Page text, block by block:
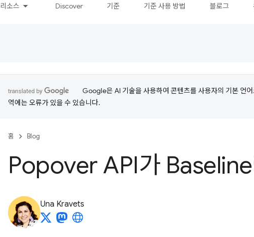
리소스 Discover 기준 기준 사용 방법 블로그
Google은 AI 기술을 사용하여 콘텐츠를 사용자의 기본 언
역에는 오류가 있을 수 있습니다.
홈 Blog
Popover API가
Una Kravets